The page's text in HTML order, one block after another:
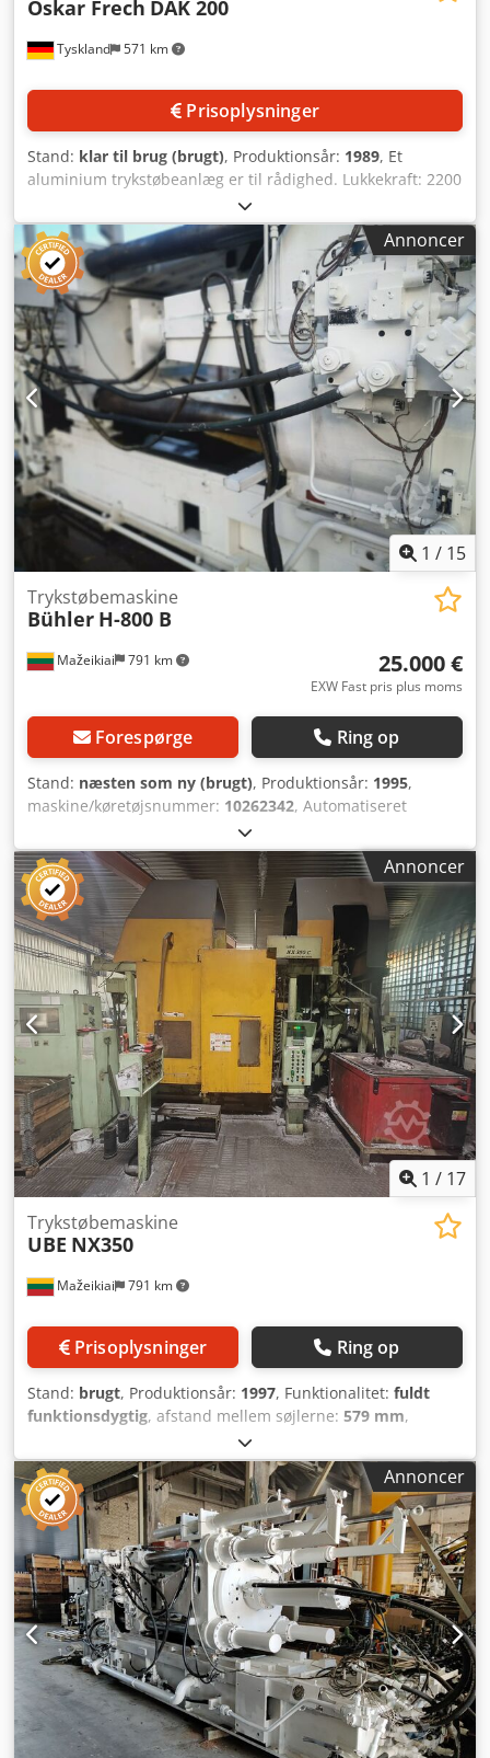
Tyskland 571 km
Oskar Frech DAK 200
Prisoplysninger
Stand: klar til brug (brugt), Produktionsår: 1989, Et
aluminium trykstøbeanlæg er til rådighed. Lukkekraft: 2200
kN, åbningskraft: 71 kN, maksimal åbning: 430 mm,
formtilslutning: dobbelt knæled, trykkammer: koldkammer,
orientering: horisontal. Stemplet diameter min./maks.: 40
mm/70 mm, trykkammerets fyldevolumen min./maks.: 293
cm³/898 cm³, støbningstryk: 1990 bar, sprængareal
min./maks.: 110 cm²/338 cm², kapacitet: 780 cyklusser/t.
Fastspændingsplade X/Y-dimensioner: 755 mm/755 mm,
søjleafstand: 500 mm/500 mm, formhøjde min./maks.: 250
mm/600 mm, min. formdimensioner X/Y: 296 mm/296 mm.
Inklusive digelovn, udblæsningsudstyr, doseringsautomat
og 4 x styretavler. Dokumentation tilgængelig.
Dcjdeucfwpjpfx Am Rok
Annoncer
1 / 15
Mažeikiai 791 km
Trykstøbemaskine
Bühler H-800 B
25.000 €
EXW Fast pris plus moms
Forespørge Ring op
Stand: næsten som ny (brugt), Produktionsår: 1995,
maskine/køretøjsnummer: 10262342, Automatiseret
trykstøbemaskine fra Bühler med 9800 kN lukketryk.
Maskinen er afmonteret. Dcedpsfbl Enefx Am Rek
Annoncer
1 / 17
Mažeikiai 791 km
Trykstøbemaskine
UBE NX350
Prisoplysninger Ring op
Stand: brugt, Produktionsår: 1997, Funktionalitet: fuldt
funktionsdygtig, afstand mellem søjlerne: 579 mm,
, slaglængde:
mm, samlet vægt:12.000 kg, effekt:22 kW (29,91 hk),
Låsekraft: 350 metriske tons Trækstangsdimension: 125
mm Frihøjde mellem trækstænger: 579 x 579 mm
Formtykkelse (minimum - maksimum): 300 - 700 mm
Slaglængde for form: 420 mm Bevægelig pladestørrelse:
940 x 940 mm Indsprøjtningsposition: -125 mm
Effektbehov: 22 kW Dcsdpfjv D Dwpsx Am Rjk Maskinvægt:
11.974 kg (26.400 pund) Sælges inklusive trim-presse og
manipulator.
Annoncer